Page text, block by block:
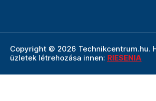
Copyright © 2026 Technikcentrum.hu.
üzletek létrehozása innen: RIESENIA